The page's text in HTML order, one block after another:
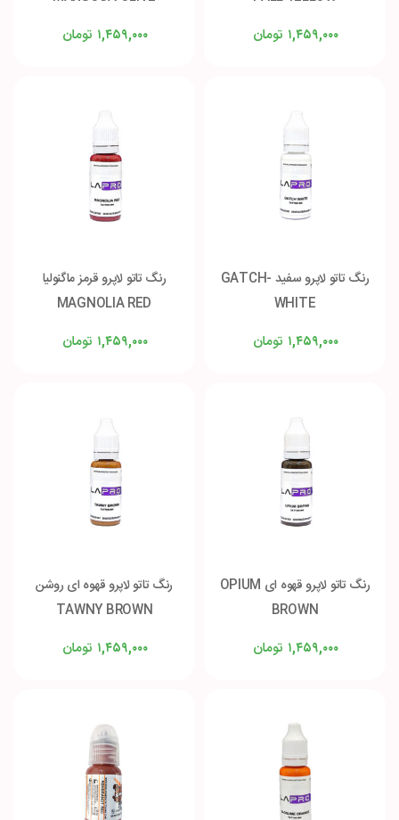
تومان ۱,۴۵۹,۰۰۰ تومان ۱,۴۵۹,۰۰۰
رنگ تاتو لاپرو سفید GATCH-
WHITE
تومان ۱,۴۵۹,۰۰۰
رنگ تاتو لاپرو قرمز ماگنولیا
MAGNOLIA RED
تومان ۱,۴۵۹,۰۰۰
رنگ تاتو لاپرو قهوه ای OPIUM
BROWN
تومان ۱,۴۵۹,۰۰۰
رنگ تاتو لاپرو قهوه ای روشن
TAWNY BROWN
تومان ۱,۴۵۹,۰۰۰